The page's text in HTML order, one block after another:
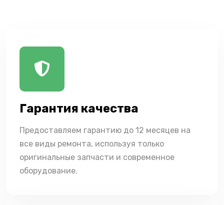
Гарантия качества
Предоставляем гарантию до 12 месяцев на
все виды ремонта, используя только
оригинальные запчасти и современное
оборудование.